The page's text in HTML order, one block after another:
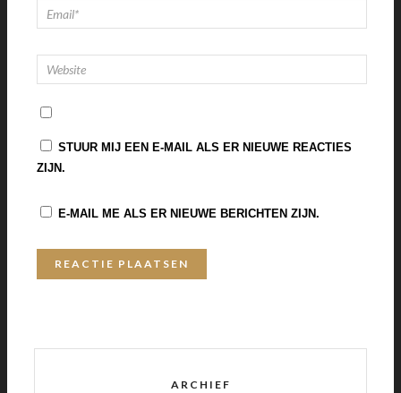
STUUR MIJ EEN E-MAIL ALS ER NIEUWE REACTIES
ZIJN.
E-MAIL ME ALS ER NIEUWE BERICHTEN ZIJN.
ARCHIEF